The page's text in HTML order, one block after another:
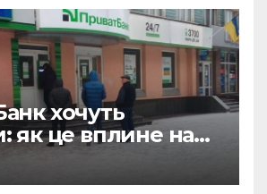
хочуть
як це вплине на
зарплат, пенсій